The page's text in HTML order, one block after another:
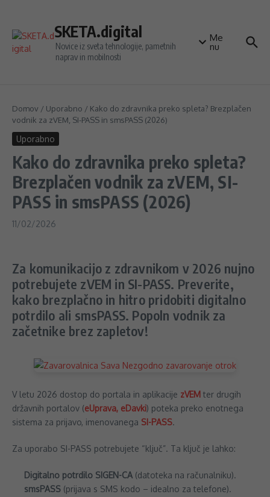
SKETA.digital
Novice iz sveta tehnologije, pametnih
naprav in mobilnosti
Me
nu
Domov / Uporabno / Kako do zdravnika preko spleta? Brezplačen
vodnik za zVEM, SI-PASS in smsPASS (2026)
Uporabno
Kako do zdravnika preko spleta?
Brezplačen vodnik za zVEM, SI-
PASS in smsPASS (2026)
11/02/2026
Za komunikacijo z zdravnikom v 2026 nujno
potrebujete zVEM in SI-PASS. Preverite,
kako brezplačno in hitro pridobiti digitalno
potrdilo ali smsPASS. Popoln vodnik za
začetnike brez zapletov!
V letu 2026 dostop do portala in aplikacije zVEM ter drugih
državnih portalov (eUprava, eDavki) poteka preko enotnega
sistema za prijavo, imenovanega SI-PASS.
Za uporabo SI-PASS potrebujete “ključ”. Ta ključ je lahko:
Digitalno potrdilo SIGEN-CA (datoteka na računalniku).
smsPASS (prijava s SMS kodo – idealno za telefone).